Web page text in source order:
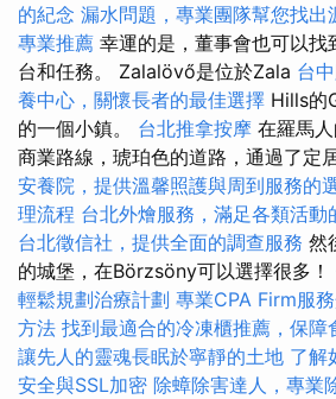
的紀念 漏水問題，專業團隊幫您找出
專業推薦 幸運的是，董事會也可以找
台和任務。 Zalalövő是位於Zala 台
養中心，關懷長者的最佳選擇 Hills的
的一個小鎮。 台北推拿按摩 在羅馬
商業路線，琥珀色的道路，通過了定
安養院，提供溫馨照護與周到服務的
理流程 台北外燴服務，滿足各類活動
台北徵信社，提供全面的調查服務 然
的城堡，在Börzsöny可以選擇很多！
輕鬆規劃治療計劃 專業CPA Firm服
方法 找到最適合的冷凍櫃推薦，保障
讓先人的靈魂長眠於寧靜的土地 了解
安全與SSL加密 除蟑除害達人，專業